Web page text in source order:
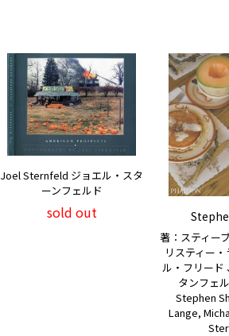
Joel Sternfeld ジョエル・スタ
ーンフェルド
sold out
著：スティー
リスティー
ル・フリード
タンフェ
Stephen
Lange,